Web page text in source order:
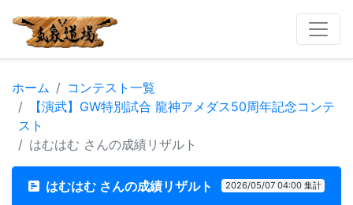
ホーム
コンテスト一覧
【演武】GW特別試合 龍神アメダス50周年記念コンテ
スト
はむはむ さんの成績リザルト
はむはむ さんの成績リザルト 2026/05/07 04:00 集計